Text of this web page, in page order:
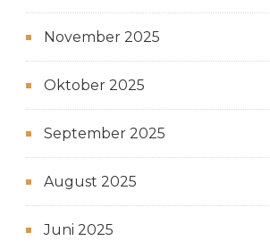
November 2025
Oktober 2025
September 2025
August 2025
Juni 2025